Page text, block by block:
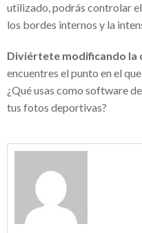
Venta de transfer de Río a
Concesionario SEAT en
Alpargatas de esparto para
antiarrugas de calidad
Ignifugaciones y
utilizado, podrás controlar
los bordes internos y la
Diviértete modificando la
encuentres el punto en el
¿Qué usas como software
tus fotos deportivas?